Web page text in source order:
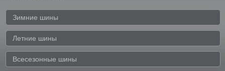
Зимние шины
Летние шины
Всесезонные шины